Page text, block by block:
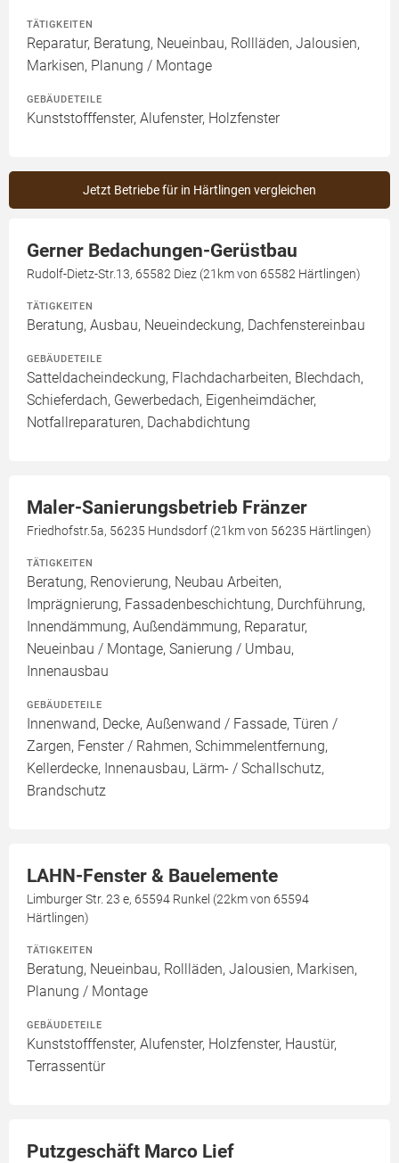
TÄTIGKEITEN
Reparatur, Beratung, Neueinbau, Rollläden, Jalousien,
Markisen, Planung / Montage
GEBÄUDETEILE
Kunststofffenster, Alufenster, Holzfenster
Jetzt Betriebe für in Härtlingen vergleichen
Gerner Bedachungen-Gerüstbau
Rudolf-Dietz-Str.13, 65582 Diez (21km von 65582 Härtlingen)
TÄTIGKEITEN
Beratung, Ausbau, Neueindeckung, Dachfenstereinbau
GEBÄUDETEILE
Satteldacheindeckung, Flachdacharbeiten, Blechdach,
Schieferdach, Gewerbedach, Eigenheimdächer,
Notfallreparaturen, Dachabdichtung
Maler-Sanierungsbetrieb Fränzer
Friedhofstr.5a, 56235 Hundsdorf (21km von 56235 Härtlingen)
TÄTIGKEITEN
Beratung, Renovierung, Neubau Arbeiten,
Imprägnierung, Fassadenbeschichtung, Durchführung,
Innendämmung, Außendämmung, Reparatur,
Neueinbau / Montage, Sanierung / Umbau,
Innenausbau
GEBÄUDETEILE
Innenwand, Decke, Außenwand / Fassade, Türen /
Zargen, Fenster / Rahmen, Schimmelentfernung,
Kellerdecke, Innenausbau, Lärm- / Schallschutz,
Brandschutz
LAHN-Fenster & Bauelemente
Limburger Str. 23 e, 65594 Runkel (22km von 65594
Härtlingen)
TÄTIGKEITEN
Beratung, Neueinbau, Rollläden, Jalousien, Markisen,
Planung / Montage
GEBÄUDETEILE
Kunststofffenster, Alufenster, Holzfenster, Haustür,
Terrassentür
Putzgeschäft Marco Lief